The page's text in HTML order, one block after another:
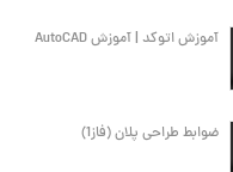
آموزش اتوکد | آموزش AutoCAD
ضوابط طراحی پلان (فاز1)